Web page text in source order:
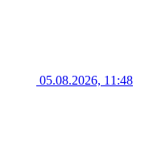
05.08.2026, 11:48